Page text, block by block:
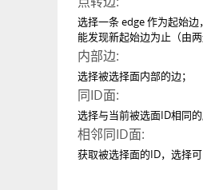
选择一条 edge 作为起始
能发现新起始边为止（由两
内部边:
选择被选择面内部的边；
同ID面:
选择与当前被选面ID相同
相邻同ID面:
获取被选择面的ID，选择